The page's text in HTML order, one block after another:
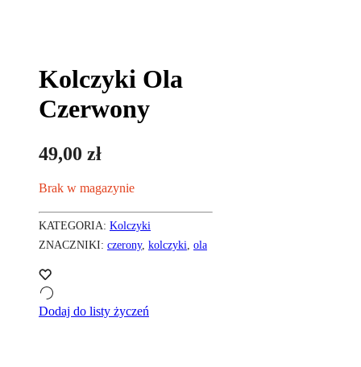
Kolczyki Ola
Czerwony
49,00 zł
Brak w magazynie
KATEGORIA: Kolczyki
ZNACZNIKI: czerony, kolczyki, ola
Dodaj do listy życzeń